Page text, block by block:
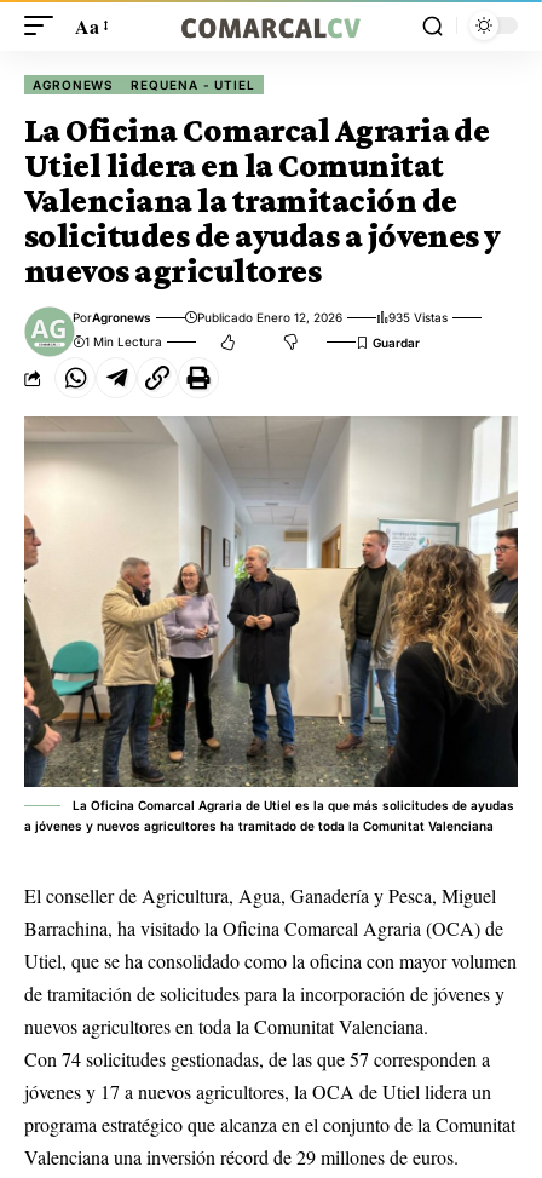
Aa
AGRONEWS REQUENA - UTIEL
La Oficina Comarcal Agraria de
Utiel lidera en la Comunitat
Valenciana la tramitación de
solicitudes de ayudas a jóvenes y
nuevos agricultores
PorAgronews Publicado Enero 12, 2026
935 Vistas
1 Min Lectura
La Oficina Comarcal Agraria de Utiel es la que más solicitudes de ayudas
a jóvenes y nuevos agricultores ha tramitado de toda la Comunitat Valenciana
El conseller de Agricultura, Agua, Ganadería y Pesca, Miguel
Barrachina, ha visitado la Oficina Comarcal Agraria (OCA) de
Utiel, que se ha consolidado como la oficina con mayor volumen
de tramitación de solicitudes para la incorporación de jóvenes y
nuevos agricultores en toda la Comunitat Valenciana.
Con 74 solicitudes gestionadas, de las que 57 corresponden a
jóvenes y 17 a nuevos agricultores, la OCA de Utiel lidera un
programa estratégico que alcanza en el conjunto de la Comunitat
Valenciana una inversión récord de 29 millones de euros.